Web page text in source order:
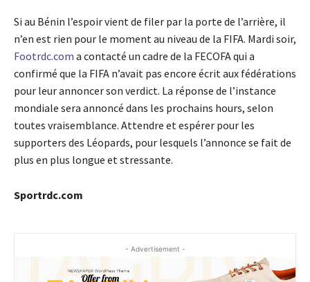
Si au Bénin l’espoir vient de filer par la porte de l’arrière, il
n’en est rien pour le moment au niveau de la FIFA. Mardi soir,
Footrdc.com a contacté un cadre de la FECOFA qui a
confirmé que la FIFA n’avait pas encore écrit aux fédérations
pour leur annoncer son verdict. La réponse de l’instance
mondiale sera annoncé dans les prochains hours, selon
toutes vraisemblance. Attendre et espérer pour les
supporters des Léopards, pour lesquels l’annonce se fait de
plus en plus longue et stressante.
Sportrdc.com
- Advertisement -